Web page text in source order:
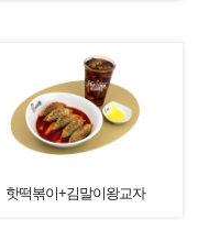
핫떡볶이+김말이왕교자